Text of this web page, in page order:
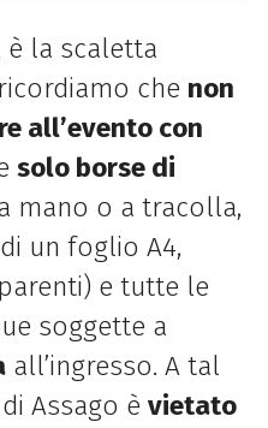
è la scaletta
che non
all’evento con
solo borse di
mano o a tracolla,
un foglio A4,
e tutte le
soggette a
all’ingresso. A tal
Assago è vietato